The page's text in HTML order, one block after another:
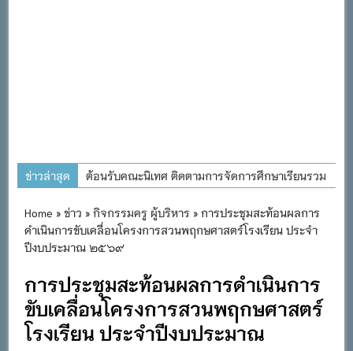
ข่าวล่าสุด
ต้อนรับคณะนิเทศ ติดตามการจัดการศึกษาเรียนรวม
การอบรมการจัดทำแผนพัฒนาการจัดการศึกษาและ
แผนปฏิบัติการประจำปีของโรงเรียนในสังกัด
พิธีถวายเครื่องราชสักการะ วางพานพุ่ม และจุด
เทียนถวายพระพรชัยมงคล เนื่องในโอกาสวันเฉลิม
พระชนมพรรษา พระบาทสมเด็จพระเจ้าอยู่หัว ๒๘
Home »ข่าว »กิจกรรมครู ผู้บริหาร » การประชุมสะท้อนผลการ
ดำเนินการขับเคลื่อนโครงการสวนพฤกษศาสตร์โรงเรียน ประจำ
ปีงบประมาณ ๒๕๖๙
การประชุมสะท้อนผลการดำเนินการ
ขับเคลื่อนโครงการสวนพฤกษศาสตร์
โรงเรียน ประจำปีงบประมาณ